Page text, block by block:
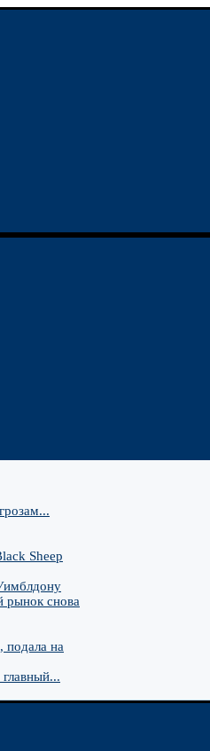
Sheep
рынок снова
на